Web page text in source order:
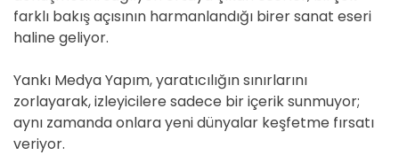
farklı bakış açısının harmanlandığı birer sanat eseri
haline geliyor.
Yankı Medya Yapım, yaratıcılığın sınırlarını
zorlayarak, izleyicilere sadece bir içerik sunmuyor;
aynı zamanda onlara yeni dünyalar keşfetme fırsatı
veriyor.